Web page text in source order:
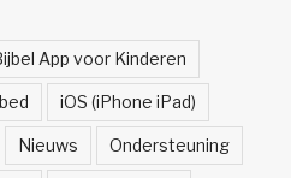
App voor Kinderen
iOS (iPhone iPad)
Nieuws Ondersteuning